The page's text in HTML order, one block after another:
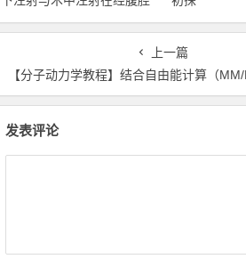
镜D2胃癌根治术中的应用与
上一篇
【分子动力学教程】结合自由能计算（MM/
发表评论